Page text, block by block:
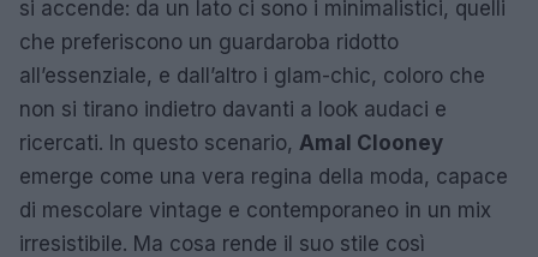
si accende: da un lato ci sono i minimalistici, quelli
che preferiscono un guardaroba ridotto
all’essenziale, e dall’altro i glam-chic, coloro che
non si tirano indietro davanti a look audaci e
ricercati. In questo scenario, Amal Clooney
emerge come una vera regina della moda, capace
di mescolare vintage e contemporaneo in un mix
irresistibile. Ma cosa rende il suo stile così